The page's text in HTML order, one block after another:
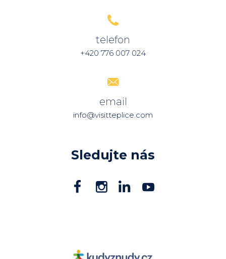
telefon
+420 776 007 024
email
info@visitteplice.com
Sledujte nás